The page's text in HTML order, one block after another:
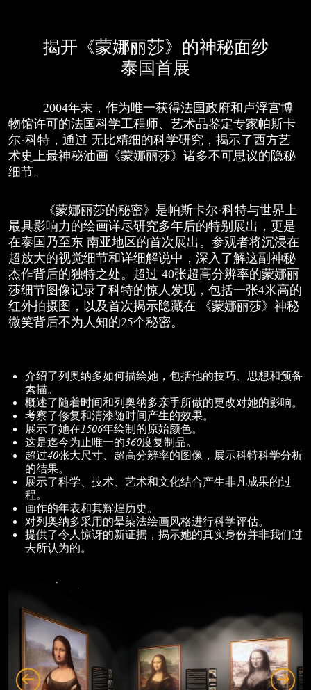
揭开《蒙娜丽莎》的神秘面纱
泰国首展
2004年末，作为唯一获得法国政府和卢浮宫博
物馆许可的法国科学工程师、艺术品鉴定专家帕斯卡
尔·科特，通过 无比精细的科学研究，揭示了西方艺
术史上最神秘油画《蒙娜丽莎》诸多不可思议的隐秘
细节。
《蒙娜丽莎的秘密》是帕斯卡尔·科特与世界上
最具影响力的绘画详尽研究多年后的特别展出，更是
在泰国乃至东 南亚地区的首次展出。参观者将沉浸在
超放大的视觉细节和详细解说中，深入了解这副神秘
杰作背后的独特之处。超过 40张超高分辨率的蒙娜丽
莎细节图像记录了科特的惊人发现，包括一张4米高的
红外拍摄图，以及首次揭示隐藏在 《蒙娜丽莎》神秘
微笑背后不为人知的25个秘密。
介绍了列奥纳多如何描绘她，包括他的技巧、思想和预备
素描。
概述了随着时间和列奥纳多亲手所做的更改对她的影响。
考察了修复和清漆随时间产生的效果。
展示了她在1506年绘制的原始颜色。
这是迄今为止唯一的360度复制品。
超过40张大尺寸、超高分辨率的图像，展示科特科学分析
的结果。
展示了科学、技术、艺术和文化结合产生非凡成果的过
程。
画作的年表和其辉煌历史。
对列奥纳多采用的晕染法绘画风格进行科学评估。
提供了令人惊讶的新证据，揭示她的真实身份并非我们过
去所认为的。